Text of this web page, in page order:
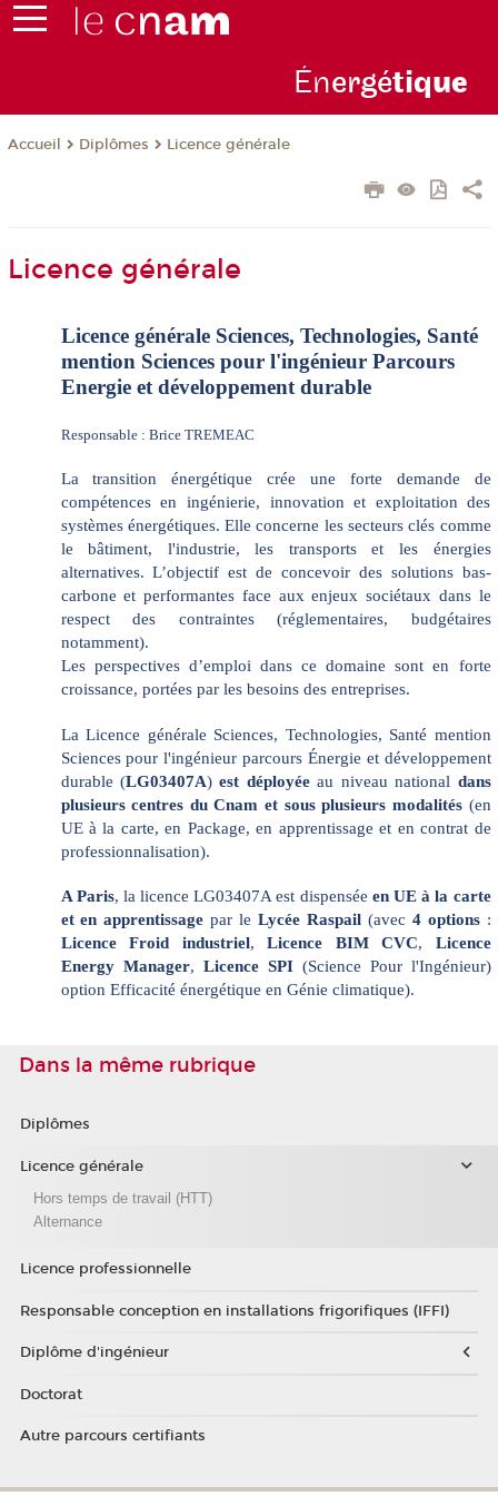
Énergétique
Accueil Diplômes Licence générale
Licence générale
Licence générale Sciences, Technologies, Santé
mention Sciences pour l'ingénieur Parcours
Energie et développement durable
Responsable : Brice TREMEAC
La transition énergétique crée une forte demande de
compétences en ingénierie, innovation et exploitation des
systèmes énergétiques. Elle concerne les secteurs clés comme
le bâtiment, l'industrie, les transports et les énergies
alternatives. L’objectif est de concevoir des solutions bas-
carbone et performantes face aux enjeux sociétaux dans le
respect des contraintes (réglementaires, budgétaires
notamment).
Les perspectives d’emploi dans ce domaine sont en forte
croissance, portées par les besoins des entreprises.
La Licence générale Sciences, Technologies, Santé mention
Sciences pour l'ingénieur parcours Énergie et développement
durable (LG03407A) est déployéeau niveau national dans
plusieurs centres du Cnam et sous plusieurs modalités(en
UE à la carte, en Package, en apprentissage et en contrat de
professionnalisation).
A Paris, la licence LG03407A est dispensée en UE à la carte
et en apprentissage par leLycée Raspail (avec 4 options:
Licence Froid industriel, Licence BIM CVC, Licence
Energy Manager, Licence SPI(Science Pour l'Ingénieur)
option Efficacité énergétique en Génie climatique).
Dans la même rubrique
Diplômes
Licence générale
Hors temps de travail (HTT)
Alternance
Licence professionnelle
Responsable conception en installations frigorifiques (IFFI)
Diplôme d'ingénieur
Doctorat
Autre parcours certifiants